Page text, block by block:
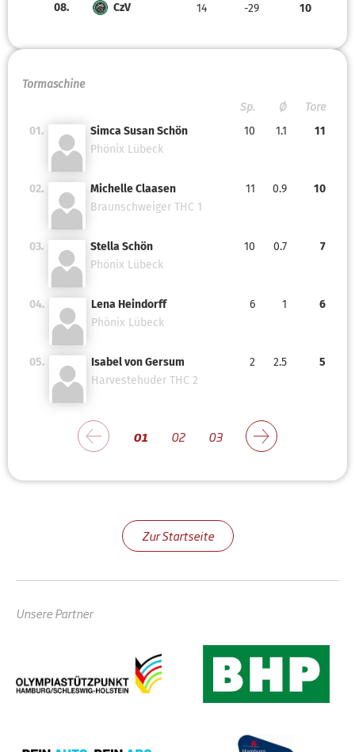
08.
CzV 14 -29 10
Tormaschine
Sp.
Ø
Tore
01.
Simca Susan Schön
Phönix Lübeck
10 1.1 11
02.
Michelle Claasen
Braunschweiger THC 1
11 0.9 10
03.
Stella Schön
Phönix Lübeck
10 0.7 7
04.
Lena Heindorff
Phönix Lübeck
6 1 6
05.
Isabel von Gersum
Harvestehuder THC 2
2 2.5 5
01 02 03
Zur Startseite
Unsere Partner